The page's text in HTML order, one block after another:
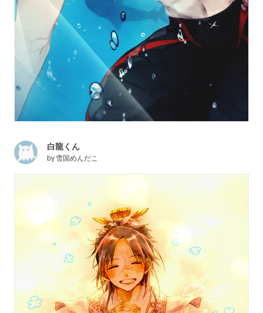
白龍くん
by 雪国めんだこ